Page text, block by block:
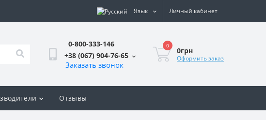
Язык Личный кабинет
0-800-333-146
+38 (067) 904-76-65
Заказать звонок
0
0грн
Оформить заказ
Отзывы